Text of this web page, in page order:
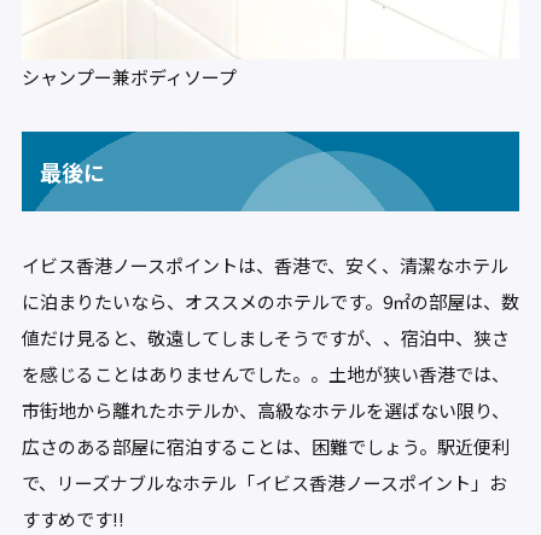
シャンプー兼ボディソープ
最後に
イビス香港ノースポイントは、香港で、安く、清潔なホテル
に泊まりたいなら、オススメのホテルです。9㎡の部屋は、数
値だけ見ると、敬遠してしましそうですが、、宿泊中、狭さ
を感じることはありませんでした。。土地が狭い香港では、
市街地から離れたホテルか、高級なホテルを選ばない限り、
広さのある部屋に宿泊することは、困難でしょう。駅近便利
で、リーズナブルなホテル「イビス香港ノースポイント」お
すすめです!!